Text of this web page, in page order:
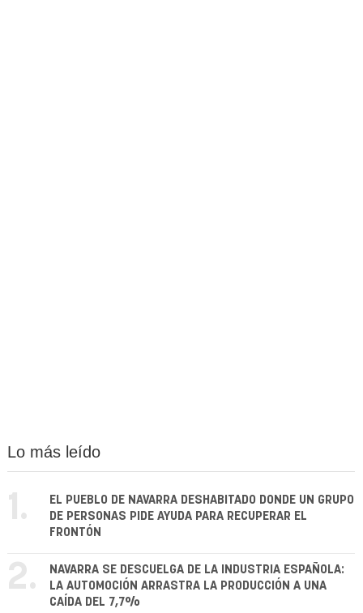
Lo más leído
1.
EL PUEBLO DE NAVARRA DESHABITADO DONDE UN GRUPO
DE PERSONAS PIDE AYUDA PARA RECUPERAR EL
FRONTÓN
2.
NAVARRA SE DESCUELGA DE LA INDUSTRIA ESPAÑOLA:
LA AUTOMOCIÓN ARRASTRA LA PRODUCCIÓN A UNA
CAÍDA DEL 7,7%